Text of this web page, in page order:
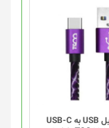
کابل تبدیل USB به USB-C